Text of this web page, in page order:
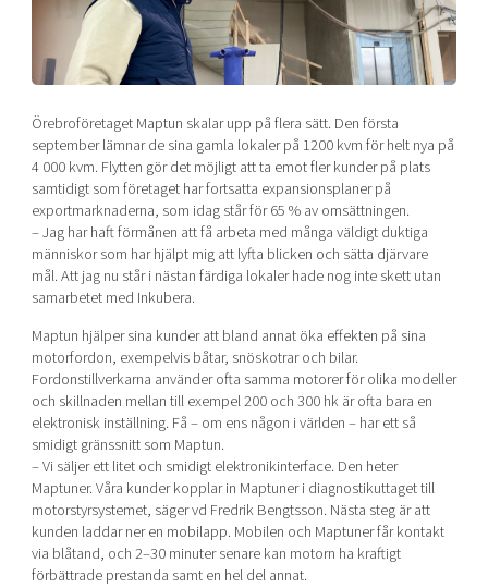
Shaping cities and regions
East Sweden Tech Women
Reversed mentorship
Current offers and activities
Upscaling
Talent & skills
Startup & industry collaboration
Offers to boost your business
Funding opportunities
Our community of companies
Projects
Publications
Project toolbox
Our clusters
Reach out to us
Locations
Today's lunch in Mjärdevi
Örebroföretaget Maptun skalar upp på flera sätt. Den första
september lämnar de sina gamla lokaler på 1200 kvm för helt nya på
4 000 kvm. Flytten gör det möjligt att ta emot fler kunder på plats
samtidigt som företaget har fortsatta expansionsplaner på
exportmarknaderna, som idag står för 65 % av omsättningen.
– Jag har haft förmånen att få arbeta med många väldigt duktiga
människor som har hjälpt mig att lyfta blicken och sätta djärvare
mål. Att jag nu står i nästan färdiga lokaler hade nog inte skett utan
samarbetet med Inkubera.
Maptun hjälper sina kunder att bland annat öka effekten på sina
motorfordon, exempelvis båtar, snöskotrar och bilar.
Fordonstillverkarna använder ofta samma motorer för olika modeller
och skillnaden mellan till exempel 200 och 300 hk är ofta bara en
elektronisk inställning. Få – om ens någon i världen – har ett så
smidigt gränssnitt som Maptun.
– Vi säljer ett litet och smidigt elektronikinterface. Den heter
Maptuner. Våra kunder kopplar in Maptuner i diagnostikuttaget till
motorstyrsystemet, säger vd Fredrik Bengtsson. Nästa steg är att
kunden laddar ner en mobilapp. Mobilen och Maptuner får kontakt
via blåtand, och 2–30 minuter senare kan motorn ha kraftigt
förbättrade prestanda samt en hel del annat.